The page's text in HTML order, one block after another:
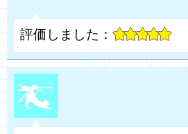
評価しました：